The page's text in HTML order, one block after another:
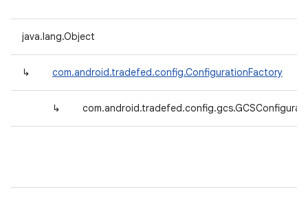
java.lang.Object
↳ com.android.tradefed.config.ConfigurationFactory
↳